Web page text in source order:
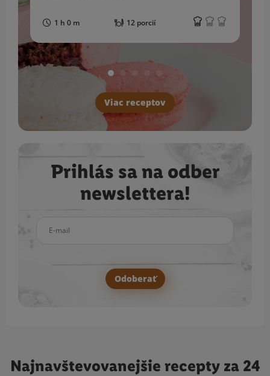
1 h 0 m 12 porcií
Viac receptov
Prihlás sa na odber
newslettera!
Odoberať
Najnavštevovanejšie recepty za 24